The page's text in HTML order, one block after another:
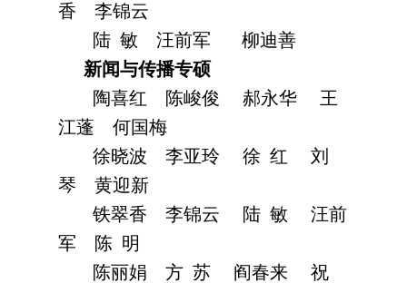
香
李锦云
陆 敏
汪前军
柳迪善
新闻与传播专硕
陶喜红
陈峻俊 郝永华
王
江蓬
何国梅
徐晓波
李亚玲 徐 红
刘
琴
黄迎新
铁翠香
李锦云 陆 敏
汪前
军
陈 明
陈丽娟
方 苏 阎春来
祝